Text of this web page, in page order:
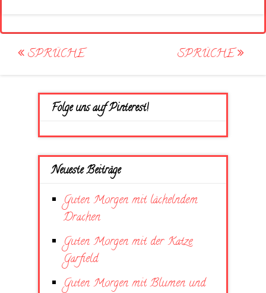
Post
SPRÜCHE SPRÜCHE
Folge uns auf Pinterest!
Neueste Beiträge
Guten Morgen mit lächelndem
Drachen
Guten Morgen mit der Katze
Garfield
Guten Morgen mit Blumen und